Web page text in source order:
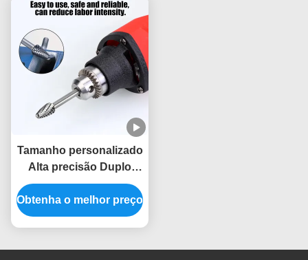
Processamento de
Profundos e Moldes
Automotivos
Tamanho personalizado
Alta precisão Duplo
corte Carbide de
tungstênio Ficha
rotativa 6mm Shank Die
Bits
Obtenha o melhor preço